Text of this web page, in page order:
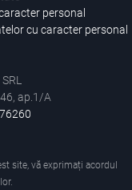
personal
cu caracter personal
ap.1/A
site, vă exprimați acordul